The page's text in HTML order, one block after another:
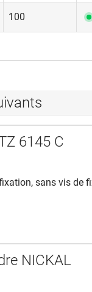
100
6145 C
sans vis de
NICKAL